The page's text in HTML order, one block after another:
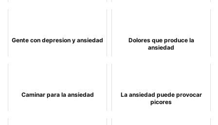
Gente con depresion y ansiedad
Dolores que produce la
ansiedad
Caminar para la ansiedad
La ansiedad puede provocar
picores